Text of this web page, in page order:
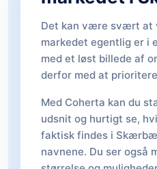
Det kan være svært at
markedet egentlig er i
med et løst billede af
derfor med at
Med Coherta kan du
udsnit og hurtigt se,
faktisk findes i
navnene. Du ser også